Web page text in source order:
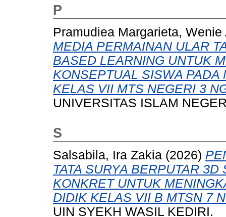
P
Pramudiea Margarieta, Wenie
MEDIA PERMAINAN ULAR
BASED LEARNING UNTUK
KONSEPTUAL SISWA PADA
KELAS VII MTS NEGERI 3
UNIVERSITAS ISLAM
S
Salsabila, Ira Zakia (2026)
TATA SURYA BERPUTAR
KONKRET UNTUK
DIDIK KELAS VII B MTSN 7
UIN SYEKH WASIL KEDIRI.